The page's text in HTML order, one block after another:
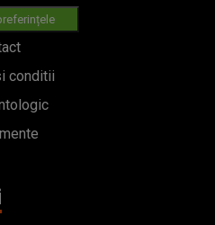
conditii